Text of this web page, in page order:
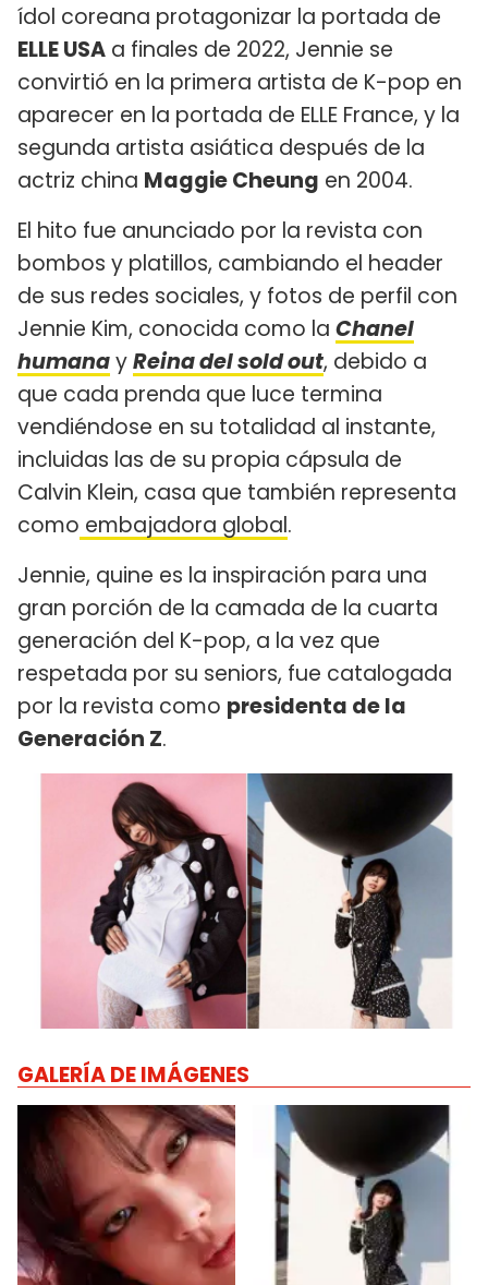
ídol coreana protagonizar la portada de
ELLE USA a finales de 2022, Jennie se
convirtió en la primera artista de K-pop en
aparecer en la portada de ELLE France, y la
segunda artista asiática después de la
actriz china Maggie Cheung en 2004.
El hito fue anunciado por la revista con
bombos y platillos, cambiando el header
de sus redes sociales, y fotos de perfil con
Jennie Kim, conocida como la Chanel
humanayReina del sold out, debido a
que cada prenda que luce termina
vendiéndose en su totalidad al instante,
incluidas las de su propia cápsula de
Calvin Klein, casa que también representa
como embajadora global.
Jennie, quine es la inspiración para una
gran porción de la camada de la cuarta
generación del K-pop, a la vez que
respetada por su seniors, fue catalogada
por la revista como presidenta de la
Generación Z.
GALERÍA DE IMÁGENES